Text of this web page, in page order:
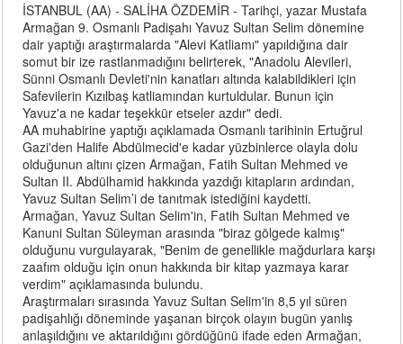
İSTANBUL (AA) - SALİHA ÖZDEMİR - Tarihçi, yazar Mustafa
Armağan 9. Osmanlı Padişahı Yavuz Sultan Selim dönemine
dair yaptığı araştırmalarda "Alevi Katliamı" yapıldığına dair
somut bir ize rastlanmadığını belirterek, "Anadolu Alevileri,
Sünni Osmanlı Devleti'nin kanatları altında kalabildikleri için
Safevilerin Kızılbaş katliamından kurtuldular. Bunun için
Yavuz'a ne kadar teşekkür etseler azdır" dedi.
AA muhabirine yaptığı açıklamada Osmanlı tarihinin Ertuğrul
Gazi'den Halife Abdülmecid'e kadar yüzbinlerce olayla dolu
olduğunun altını çizen Armağan, Fatih Sultan Mehmed ve
Sultan II. Abdülhamid hakkında yazdığı kitapların ardından,
Yavuz Sultan Selim’i de tanıtmak istediğini kaydetti.
Armağan, Yavuz Sultan Selim'in, Fatih Sultan Mehmed ve
Kanuni Sultan Süleyman arasında "biraz gölgede kalmış"
olduğunu vurgulayarak, "Benim de genellikle mağdurlara karşı
zaafım olduğu için onun hakkında bir kitap yazmaya karar
verdim" açıklamasında bulundu.
Araştırmaları sırasında Yavuz Sultan Selim'in 8,5 yıl süren
padişahlığı döneminde yaşanan birçok olayın bugün yanlış
anlaşıldığını ve aktarıldığını gördüğünü ifade eden Armağan,